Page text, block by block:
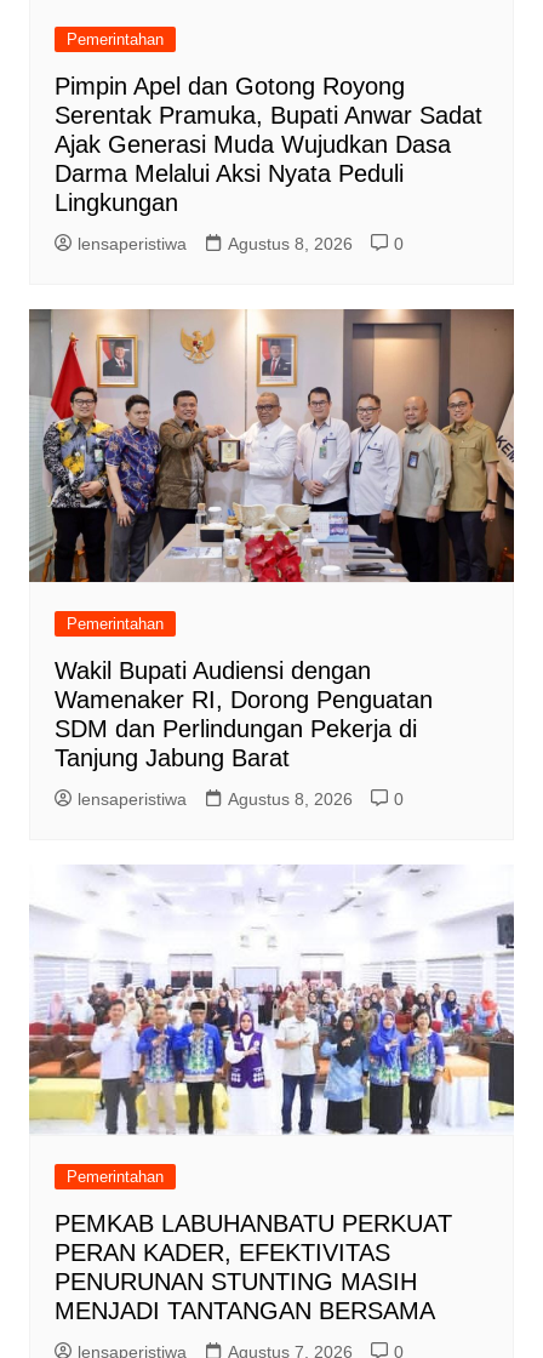
Pemerintahan
Pimpin Apel dan Gotong Royong
Serentak Pramuka, Bupati Anwar Sadat
Ajak Generasi Muda Wujudkan Dasa
Darma Melalui Aksi Nyata Peduli
Lingkungan
lensaperistiwa Agustus 8, 2026 0
Pemerintahan
Wakil Bupati Audiensi dengan
Wamenaker RI, Dorong Penguatan
SDM dan Perlindungan Pekerja di
Tanjung Jabung Barat
lensaperistiwa Agustus 8, 2026 0
Pemerintahan
PEMKAB LABUHANBATU PERKUAT
PERAN KADER, EFEKTIVITAS
PENURUNAN STUNTING MASIH
MENJADI TANTANGAN BERSAMA
lensaperistiwa Agustus 7, 2026 0